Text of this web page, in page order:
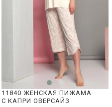
11840 ЖЕНСКАЯ ПИЖАМА
С КАПРИ ОВЕРСАЙЗ